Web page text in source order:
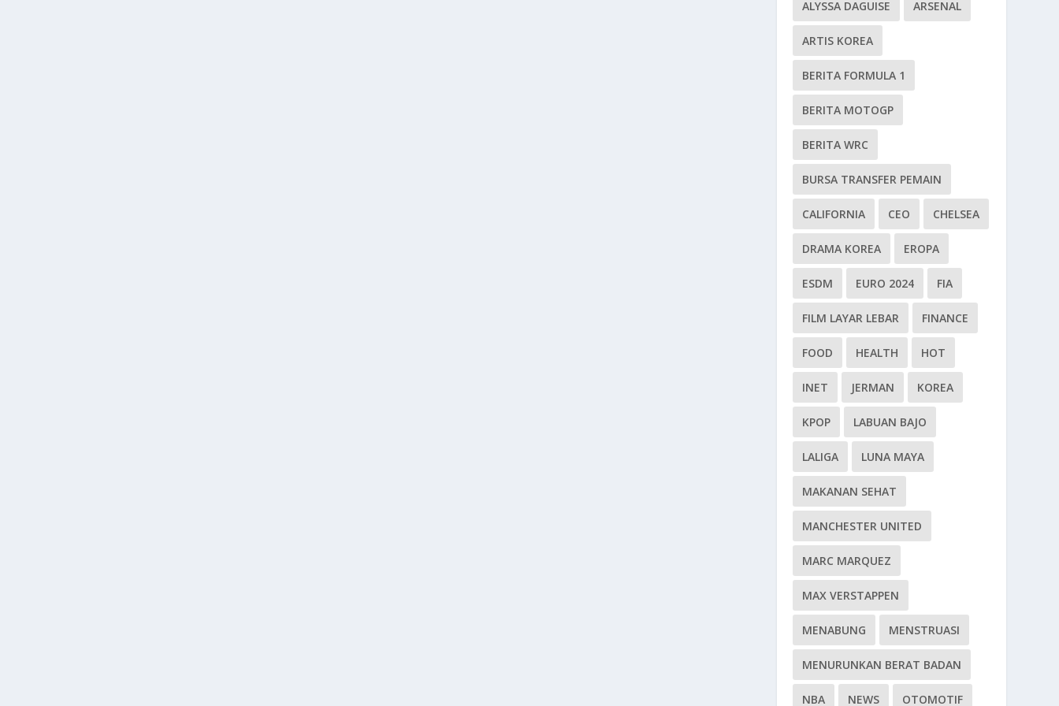
ALYSSA DAGUISE ARSENAL
ARTIS KOREA
BERITA FORMULA 1
BERITA MOTOGP
BERITA WRC
BURSA TRANSFER PEMAIN
CALIFORNIA CEO CHELSEA
DRAMA KOREA EROPA
ESDM EURO 2024 FIA
FILM LAYAR LEBAR FINANCE
FOOD HEALTH HOT
INET JERMAN KOREA
KPOP LABUAN BAJO
LALIGA LUNA MAYA
MAKANAN SEHAT
MANCHESTER UNITED
MARC MARQUEZ
MAX VERSTAPPEN
MENABUNG MENSTRUASI
MENURUNKAN BERAT BADAN
NBA NEWS OTOMOTIF